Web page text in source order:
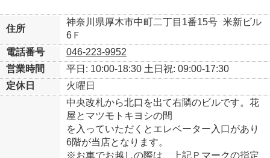
住所
神奈川県厚木市中町二丁目1番15号 米新ビル
6Ｆ
電話番号
046-223-9952
営業時間
平日: 10:00-18:30 土日祝: 09:00-17:30
定休日
火曜日
中央改札から北口を出て右隣のビルです。花
屋とマツモトキヨシの間
を入っていただくとエレベーター入口があり
6階が当店となります。
※お車でお越しの際は、上記Ｐマークの指定